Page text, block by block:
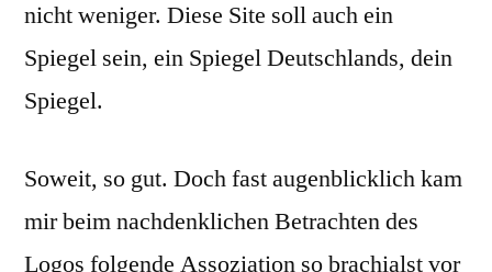
nicht weniger. Diese Site soll auch ein
Spiegel sein, ein Spiegel Deutschlands, dein
Spiegel.
Soweit, so gut. Doch fast augenblicklich kam
mir beim nachdenklichen Betrachten des
Logos folgende Assoziation so brachialst vor